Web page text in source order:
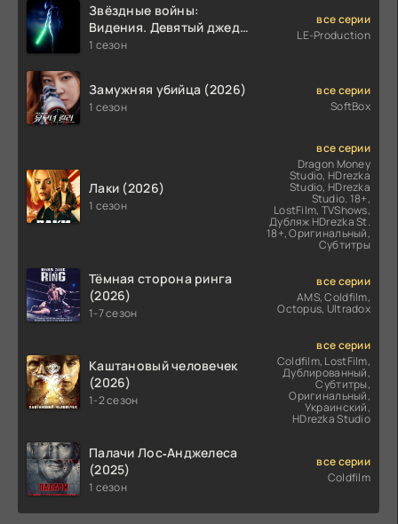
Звёздные войны:
Видения. Девятый джедай
(2026)
1 сезон
все серии
LE-Production
Замужняя убийца (2026)
1 сезон
все серии
SoftBox
Лаки (2026)
1 сезон
все серии
Dragon Money
Studio, HDrezka
Studio, HDrezka
Studio. 18+,
LostFilm, TVShows,
Дубляж HDrezka St.
18+, Оригинальный,
Субтитры
Тёмная сторона ринга
(2026)
1-7 сезон
все серии
AMS, Coldfilm,
Octopus, Ultradox
Каштановый человечек
(2026)
1-2 сезон
все серии
Coldfilm, LostFilm,
Дублированный,
Субтитры,
Оригинальный,
Украинский,
HDrezka Studio
Палачи Лос‑Анджелеса
(2025)
1 сезон
все серии
Coldfilm